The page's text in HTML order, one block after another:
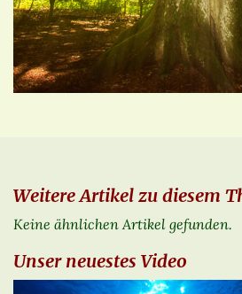
Weitere Artikel zu diesem
Keine ähnlichen Artikel gefunden.
Unser neuestes Video